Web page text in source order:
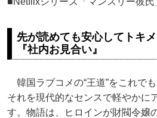
先が読めても安心してトキ
『社内お見合い』
韓国ラブコメの“王道”をこれで
それを現代的なセンスで軽やかに
す。物語は、ヒロインが財閥令嬢